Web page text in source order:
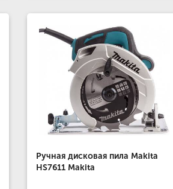
Ручная дисковая пила Makita
HS7611 Makita